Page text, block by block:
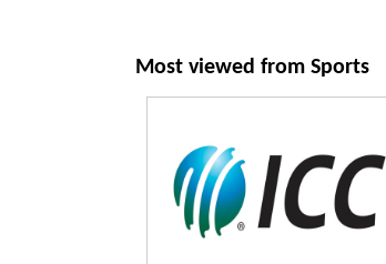
Most viewed from Sports